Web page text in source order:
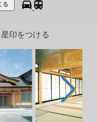
る
印をつける